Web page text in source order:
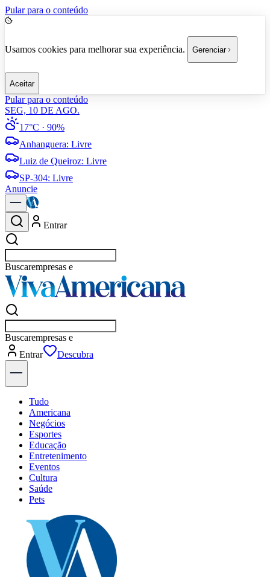
Pular para o conteúdo
Usamos cookies para melhorar sua experiência. Gerenciar
Aceitar
Pular para o conteúdo
SEG, 10 DE AGO.
17°C · 90%
Anhanguera: Livre
Luiz de Queiroz: Livre
SP-304: Livre
Anuncie
Entrar
Buscarempresas em A
Buscarempresas em A
Entrar
Flash
Tudo
Americana
Negócios
Esportes
Educação
Entretenimento
Eventos
Cultura
Saúde
Pets
Explore Tudo
Últimas Notícias
Previsão do Tempo
Dia a Dia & Lazer